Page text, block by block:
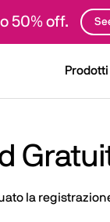
50% off.
Prodotti
la